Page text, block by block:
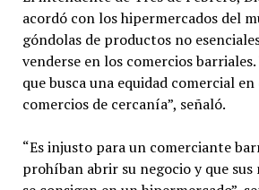
acordó con los hipermercados del
góndolas de productos no
venderse en los comercios barriales.
que busca una equidad comercial
comercios de cercanía”, señaló.
“Es injusto para un comerciante
prohíban abrir su negocio y que